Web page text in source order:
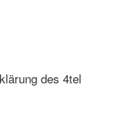
des 4tel